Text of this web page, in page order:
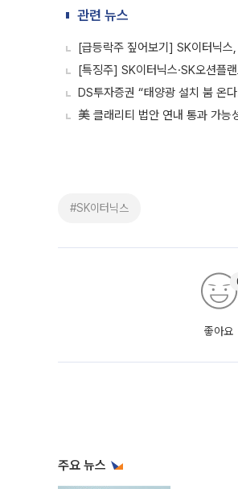
관련 뉴스
[급등락주 짚어보기] SK이터닉스
[특징주] SK이터닉스·SK오션플
DS투자증권 “태양광 설치 붐 온
美 클래리티 법안 연내 통과 가
#SK이터닉스
좋아요
주요 뉴스